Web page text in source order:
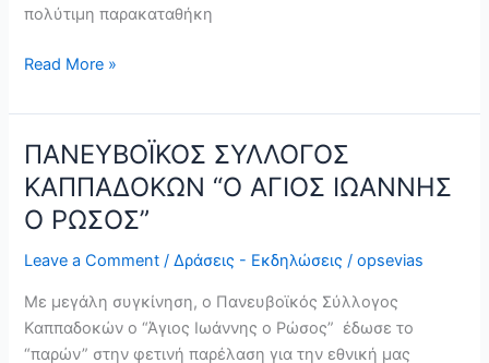
πολύτιμη παρακαταθήκη
Read More »
ΠΑΝΕΥΒΟΪΚΟΣ ΣΥΛΛΟΓΟΣ
ΚΑΠΠΑΔΟΚΩΝ “Ο ΑΓΙΟΣ ΙΩΑΝΝΗΣ
Ο ΡΩΣΟΣ”
Leave a Comment /Δράσεις - Εκδηλώσεις /opsevias
Με μεγάλη συγκίνηση, ο Πανευβοϊκός Σύλλογος
Καππαδοκών ο “Άγιος Ιωάννης ο Ρώσος” έδωσε το
“παρών” στην φετινή παρέλαση για την εθνική μας
ΠΑΝΕΥΒΟΪΚΟΣ
ΣΥΛΛΟΓΟΣ
ΚΑΠΠΑΔΟΚΩΝ
“Ο
ΑΓΙΟΣ
Ο
ΡΩΣΟΣ”